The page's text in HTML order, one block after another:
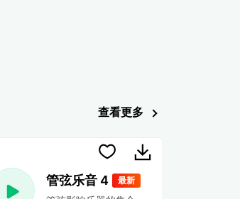
查看更多
管弦乐音 4 最新